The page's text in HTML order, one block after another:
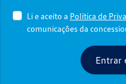
Li e aceito a Política de
comunicações da
Entrar